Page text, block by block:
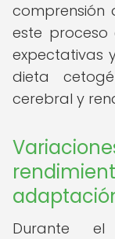
comprensión
este proceso
expectativas
dieta
cerebral y
Durante